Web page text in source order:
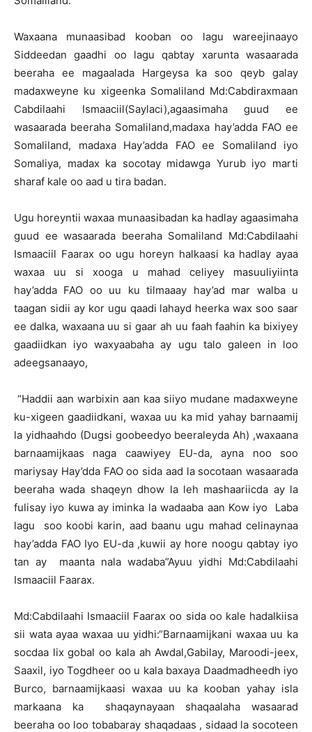
Waxaana munaasibad kooban oo lagu wareejinaayo
Siddeedan gaadhi oo lagu qabtay xarunta wasaarada
beeraha ee magaalada Hargeysa ka soo qeyb galay
madaxweyne ku xigeenka Somaliland Md:Cabdiraxmaan
Cabdilaahi Ismaaciil(Saylaci),agaasimaha guud ee
wasaarada beeraha Somaliland,madaxa hay’adda FAO ee
Somaliland, madaxa Hay’adda FAO ee Somaliland iyo
Somaliya, madax ka socotay midawga Yurub iyo marti
sharaf kale oo aad u tira badan.
Ugu horeyntii waxaa munaasibadan ka hadlay agaasimaha
guud ee wasaarada beeraha Somaliland Md:Cabdilaahi
Ismaaciil Faarax oo ugu horeyn halkaasi ka hadlay ayaa
waxaa uu si xooga u mahad celiyey masuuliyiinta
hay’adda FAO oo uu ku tilmaaay hay’ad mar walba u
taagan sidii ay kor ugu qaadi lahayd heerka wax soo saar
ee dalka, waxaana uu si gaar ah uu faah faahin ka bixiyey
gaadiidkan iyo waxyaabaha ay ugu talo galeen in loo
adeegsanaayo,
“Haddii aan warbixin aan kaa siiyo mudane madaxweyne
ku-xigeen gaadiidkani, waxaa uu ka mid yahay barnaamij
la yidhaahdo (Dugsi goobeedyo beeraleyda Ah) ,waxaana
barnaamijkaas naga caawiyey EU-da, ayna noo soo
mariysay Hay’dda FAO oo sida aad la socotaan wasaarada
beeraha wada shaqeyn dhow la leh mashaariicda ay la
fulisay iyo kuwa ay iminka la wadaaba aan Kow iyo Laba
lagu soo koobi karin, aad baanu ugu mahad celinaynaa
hay’adda FAO Iyo EU-da ,kuwii ay hore noogu qabtay iyo
tan ay maanta nala wadaba”Ayuu yidhi Md:Cabdilaahi
Ismaaciil Faarax.
Md:Cabdilaahi Ismaaciil Faarax oo sida oo kale hadalkiisa
sii wata ayaa waxaa uu yidhi:“Barnaamijkani waxaa uu ka
socdaa lix gobal oo kala ah Awdal,Gabilay, Maroodi-jeex,
Saaxil, iyo Togdheer oo u kala baxaya Daadmadheedh iyo
Burco, barnaamijkaasi waxaa uu ka kooban yahay isla
markaana ka shaqaynayaan shaqaalaha wasaarad
beeraha oo loo tobabaray shaqadaas , sidaad la socoteen